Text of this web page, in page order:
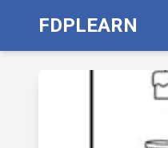
FDPLEARN